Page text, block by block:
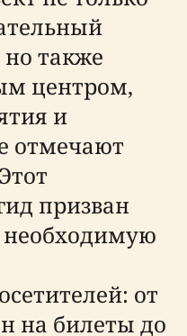
также
центром,
и
отмечают
призван
необходимую
от
на билеты до